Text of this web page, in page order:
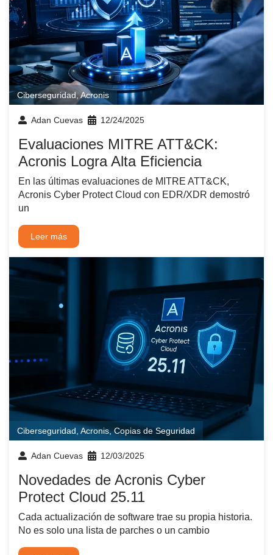
Ciberseguridad,Acronis
Adan Cuevas 12/24/2025
Evaluaciones MITRE ATT&CK:
Acronis Logra Alta Eficiencia
En las últimas evaluaciones de MITRE ATT&CK,
Acronis Cyber Protect Cloud con EDR/XDR demostró
un
Leer más
Ciberseguridad Acronis,Copias de Seguridad
Adan Cuevas 12/03/2025
Novedades de Acronis Cyber
Protect Cloud 25.11
Cada actualización de software trae su propia historia.
No es solo una lista de parches o un cambio